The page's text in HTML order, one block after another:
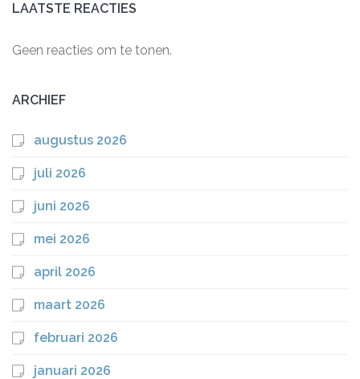
LAATSTE REACTIES
Geen reacties om te tonen.
ARCHIEF
augustus 2026
juli 2026
juni 2026
mei 2026
april 2026
maart 2026
februari 2026
januari 2026